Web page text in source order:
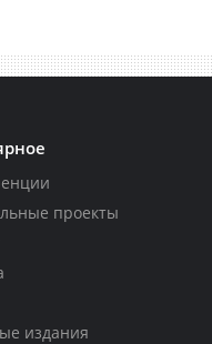
проекты
издания